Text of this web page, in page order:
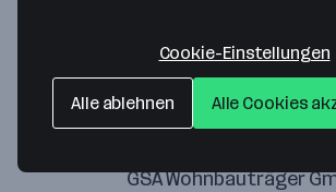
GSA Wohnbauträger
Cookie-Einstellungen
Alle ablehnen Alle Cookies